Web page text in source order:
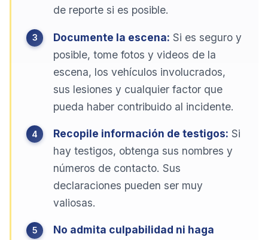
de reporte si es posible.
Documente la escena: Si es seguro y
posible, tome fotos y videos de la
escena, los vehículos involucrados,
sus lesiones y cualquier factor que
pueda haber contribuido al incidente.
Recopile información de testigos: Si
hay testigos, obtenga sus nombres y
números de contacto. Sus
declaraciones pueden ser muy
valiosas.
No admita culpabilidad ni haga